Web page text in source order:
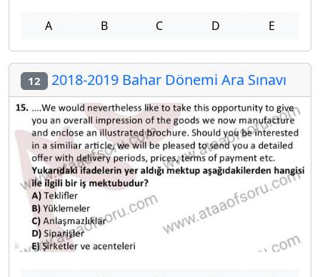
A B C D E
12 2018-2019 Bahar Dönemi Ara Sınavı